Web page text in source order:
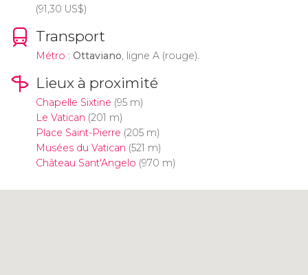
(91,30 US$)
Transport
Métro : Ottaviano, ligne A (rouge).
Lieux à proximité
Chapelle Sixtine (95 m)
Le Vatican (201 m)
Place Saint-Pierre (205 m)
Musées du Vatican (521 m)
Château Sant'Angelo (970 m)